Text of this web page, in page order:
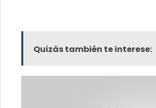
Quizás también te interese: